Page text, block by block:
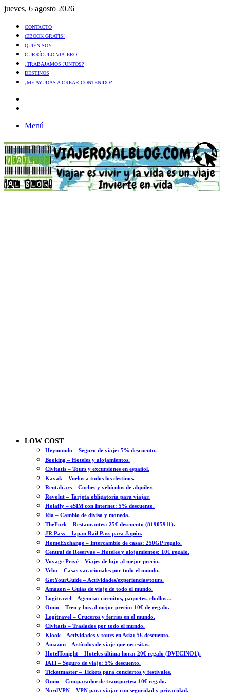
jueves, 6 agosto 2026
CONTACTO
¡EBOOK GRATIS!
QUIÉN SOY
CURRÍCULO VIAJERO
¿TRABAJAMOS JUNTOS?
DESTINOS
¿ME AYUDAS A CREAR CONTENIDO?
Menú
LOW COST
Heymondo – Seguro de viaje: 5% descuento.
Booking – Hoteles y alojamientos.
Civitatis – Tours y excursiones en español.
Kayak – Vuelos a todos los destinos.
Rentalcars – Coches y vehículos de alquiler.
Revolut – Tarjeta obligatoria para viajar.
Holafly – eSIM con Internet: 5% descuento.
Ria – Cambio de divisa y moneda.
TheFork – Restaurantes: 25€ descuento (81905911).
JR Pass – Japan Rail Pass para Japón.
HomeExchange – Intercambio de casas: 250GP regalo.
Central de Reservas – Hoteles y alojamientos: 10€ regalo.
Voyage Privé – Viajes de lujo al mejor precio.
Vrbo – Casas vacacionales por todo el mundo.
GetYourGuide – Actividades/experiencias/tours.
Amazon – Guías de viaje de todo el mundo.
Logitravel – Agencia: circuitos, paquetes, chollos…
Omio – Tren y bus al mejor precio: 10€ de regalo.
Logitravel – Cruceros y ferries en el mundo.
Civitatis – Traslados por todo el mundo.
Klook – Actividades y tours en Asia: 5€ descuento.
Amazon – Artículos de viaje que necesitas.
HotelTonight – Hoteles última hora: 20€ regalo (DVECINO1).
IATI – Seguro de viaje: 5% descuento.
Ticketmaster – Tickets para conciertos y festivales.
Omio – Comparador de transportes: 10€ regalo.
NordVPN – VPN para viajar con seguridad y privacidad.